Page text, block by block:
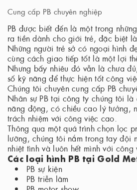
Cung cấp PB chuyên nghiệp
PB được biết đến là một trong
ra tiền dành cho giới trẻ, đặc biệt
Những người trẻ sở có ngoại hình
cùng cách giao tiếp tốt là một lợi
Nhưng bấy nhiêu đó vẫn là chưa
số kỹ năng để thực hiện tốt công
Chúng tôi chuyên cung cấp PB
Nhân sự PB tại công ty chúng tôi
năng động, có chiều cao lý tưởng,
trách nhiệm với công việc cao.
Thông qua một quá trình chọn lọc
lưỡng, chúng tôi nắm trong tay đội
nhiệt tình và luôn hết mình với công
Các loại hình PB tại Gold
PB sự kiện
PB triễn lãm